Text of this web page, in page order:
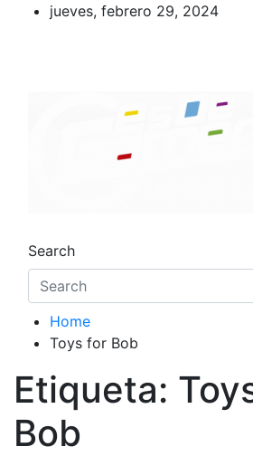
jueves, febrero 29, 2024
Search
Home
Toys for Bob
Etiqueta:
Bob